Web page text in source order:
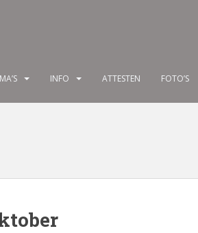
INFO ATTESTEN FOTO’S